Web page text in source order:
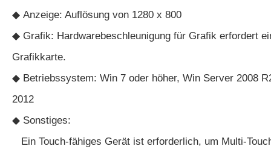
◆ Anzeige: Auflösung von 1280 x 800
◆ Grafik: Hardwarebeschleunigung für Grafik erfordert
Grafikkarte.
◆ Betriebssystem: Win 7 oder höher, Win Server 2008
2012
◆ Sonstiges:
Ein Touch-fähiges Gerät ist erforderlich, um Multi-